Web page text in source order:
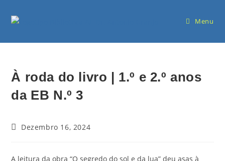
Menu
À roda do livro | 1.º e 2.º anos
da EB N.º 3
Dezembro 16, 2024
A leitura da obra “O segredo do sol e da lua” deu asas à